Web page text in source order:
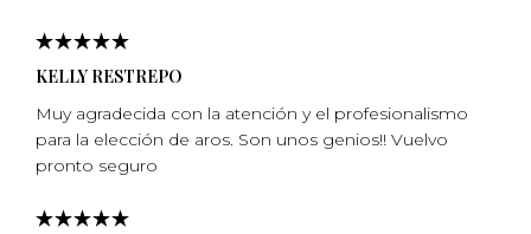
KELLY RESTREPO
Muy agradecida con la atención y el profesionalismo
para la elección de aros. Son unos genios!! Vuelvo
pronto seguro